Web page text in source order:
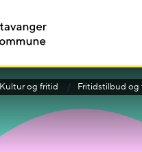
Kultur og fritid Fritidstilbud